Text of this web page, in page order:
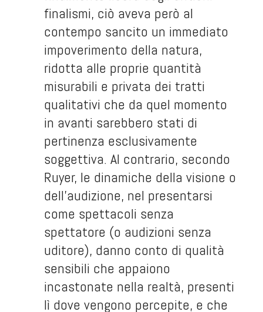
finalismi, ciò aveva però al
contempo sancito un immediato
impoverimento della natura,
ridotta alle proprie quantità
misurabili e privata dei tratti
qualitativi che da quel momento
in avanti sarebbero stati di
pertinenza esclusivamente
soggettiva. Al contrario, secondo
Ruyer, le dinamiche della visione o
dell’audizione, nel presentarsi
come spettacoli senza
spettatore (o audizioni senza
uditore), danno conto di qualità
sensibili che appaiono
incastonate nella realtà, presenti
lì dove vengono percepite, e che